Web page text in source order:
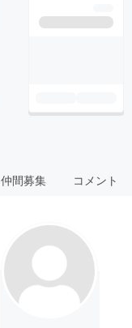
仲間募集 コメント